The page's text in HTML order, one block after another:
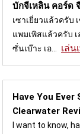
บักจีเหลิน คอร์ด
เซาเยี่ยวแล้วครับ
แพมเพิสแล้วครับ
ซั่นเบ๊าะ เอ... เล่น
Have You Ever
Clearwater
I want to know,